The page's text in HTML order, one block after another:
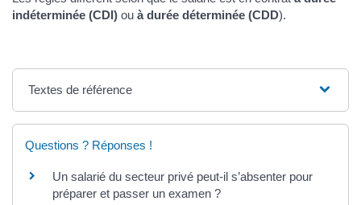
indéterminée (CDI) ou à durée déterminée (CDD).
Textes de référence
Questions ? Réponses !
Un salarié du secteur privé peut-il s’absenter pour
préparer et passer un examen ?